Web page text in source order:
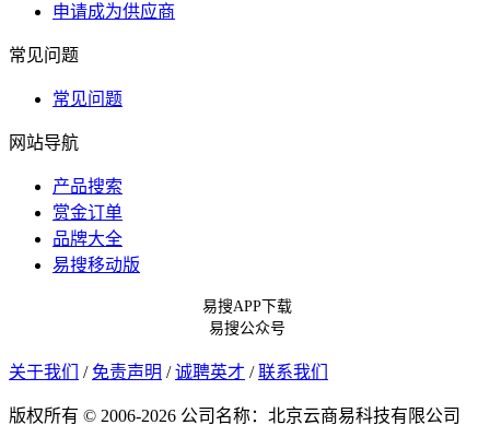
申请成为供应商
常见问题
常见问题
网站导航
产品搜索
赏金订单
品牌大全
易搜移动版
易搜APP下载
易搜公众号
关于我们 / 免责声明 / 诚聘英才 / 联系我们
版权所有 © 2006-2026 公司名称：北京云商易科技有限公司